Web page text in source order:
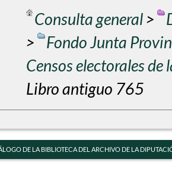
Consulta general>
>
Fondo Junta
Censos electorales
Libro antiguo 765
DE LA BIBLIOTECA DEL ARCHIVO DE LA